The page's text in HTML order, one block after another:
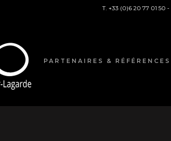
T. +33 (0)6 20 77 01 50 -
PARTENAIRES & RÉFÉRENCES